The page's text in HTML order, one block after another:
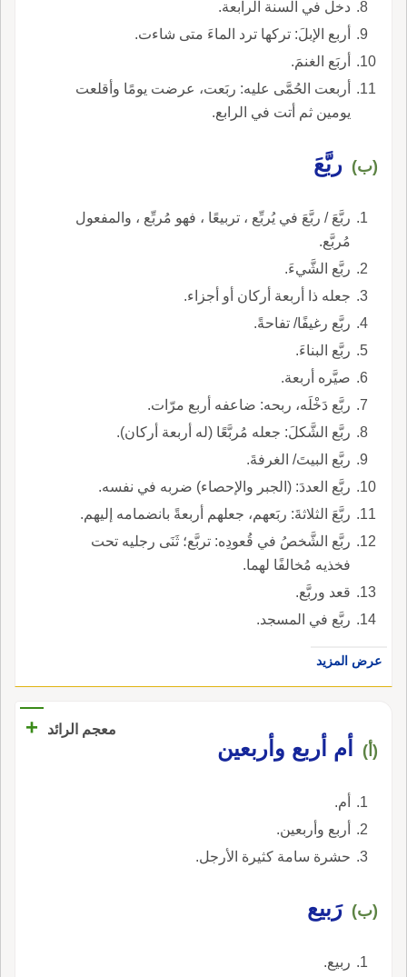
دخل في السنة الرابعة.
أربع الإبلَ: تركها ترد الماءَ متى شاءت.
أربَع الغنمَ.
أربعت الحُمَّى عليه: ربَعت، عرضت يومًا وأقلعت
يومين ثم أتت في الرابع.
(ب) ربَّعَ
ربَّعَ / ربَّعَ في يُربِّع ، تربيعًا ، فهو مُربِّع ، والمفعول
مُربَّع.
ربَّع الشَّيءَ.
جعله ذا أربعة أركان أو أجزاء.
ربَّع رغيفًا/ تفاحةً.
ربَّع البناءَ.
صيَّره أربعة.
ربَّع دَخْلَه، ربحه: ضاعفه أربع مرّات.
ربَّع الشَّكلَ: جعله مُربَّعًا (له أربعة أركان).
ربَّع البيتَ/ الغرفةَ.
ربَّع العددَ: (الجبر والإحصاء) ضربه في نفسه.
ربَّعَ الثلاثةَ: ربَعهم، جعلهم أربعةً بانضمامه إليهم.
ربَّع الشَّخصُ في قُعودِه: تربَّع؛ ثَنَى رجليه تحت
فخذيه مُخالفًا لهما.
قعد وربَّع.
ربَّع في المسجد.
عرض المزيد
معجم الرائد +
(أ) أم أربع وأربعين
أم.
أربع وأربعين.
حشرة سامة كثيرة الأرجل.
(ب) رَبيع
ربيع.